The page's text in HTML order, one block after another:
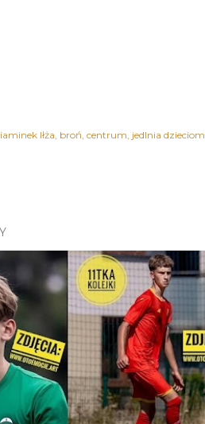
Iłża broń centrum jedlnia dzieciom